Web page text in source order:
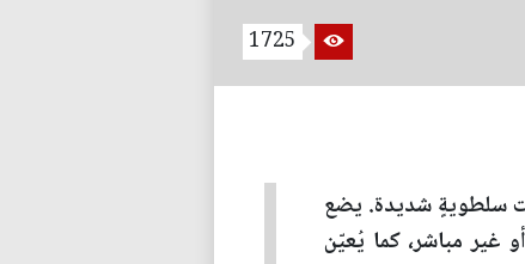
1725
سلطويةٍ شديدة. يضع
غير مباشر، كما يُعيّن